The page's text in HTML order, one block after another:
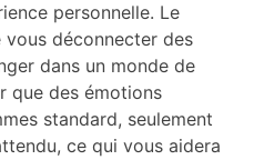
personnelle. Le
déconnecter des
dans un monde de
que des émotions
standard, seulement
ce qui vous aidera